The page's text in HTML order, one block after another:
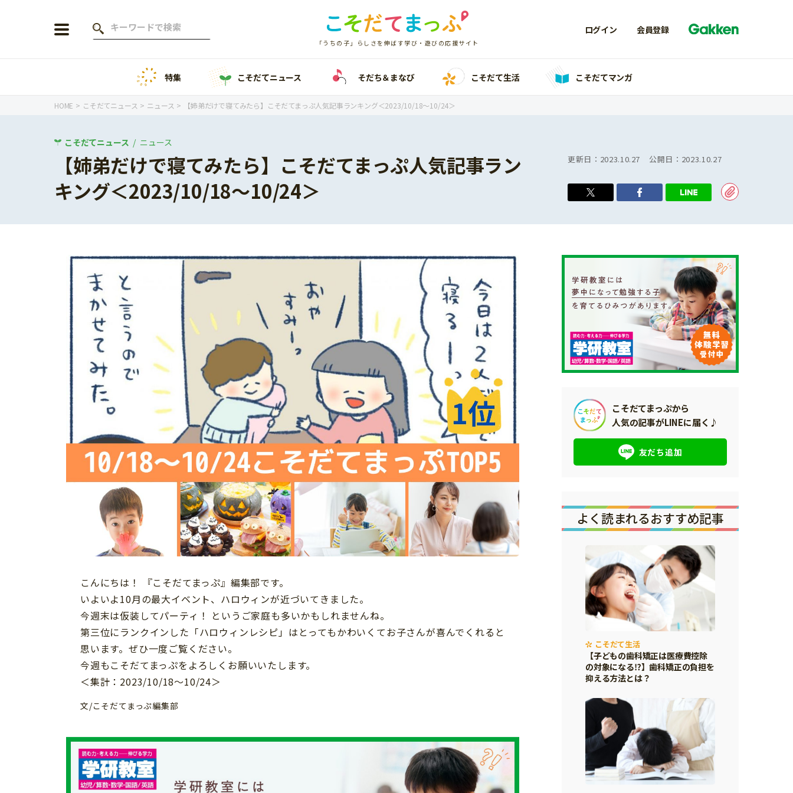
「うちの子」らしさを伸ばす学び・遊びの応援サイト
ログイン 会員登録
年齢から探す
1歳
小学1年生
小学2年生
小学3年生
小学5年生
イベント
ニュース
そだち＆まなび
ワーク・ドリル
幼稚園・保育園
科学・プログラミング
教育・学習
絵本・読み聞かせ
自由研究・工作
読書感想文
運動・あそび・ゲーム
こそだて生活
ファッション・美容
行事・イベント
トラブル
親子でいっしょに
人間関係
こそだてマンガ
「こそだてまっぷ」とは
サイトのご利⽤にあたって
特集 こそだてニュース そだち＆まなび こそだて生活 こそだてマンガ
HOME こそだてニュース ニュース 【姉弟だけで寝てみたら】こそだてまっぷ人気記事ランキング＜2023/10/18～10/24＞
こそだてニュース ニュース
【姉弟だけで寝てみたら】こそだてまっぷ人気記事ラン
キング＜2023/10/18～10/24＞
更新日： 2023.10.27 公開日： 2023.10.27
こんにちは！ 『こそだてまっぷ』編集部です。
いよいよ10月の最大イベント、ハロウィンが近づいてきました。
今週末は仮装してパーティ！ というご家庭も多いかもしれませんね。
第三位にランクインした「ハロウィンレシピ」はとってもかわいくてお子さんが喜んでくれると
思います。ぜひ一度ご覧ください。
今週もこそだてまっぷをよろしくお願いいたします。
＜集計：2023/10/18～10/24＞
文/こそだてまっぷ編集部
こそだてまっぷから
人気の記事がLINEに届く♪
友だち追加
よく読まれるおすすめ記事
こそだて生活
【子どもの歯科矯正は医療費控除
の対象になる⁉】歯科矯正の負担を
抑える方法とは？